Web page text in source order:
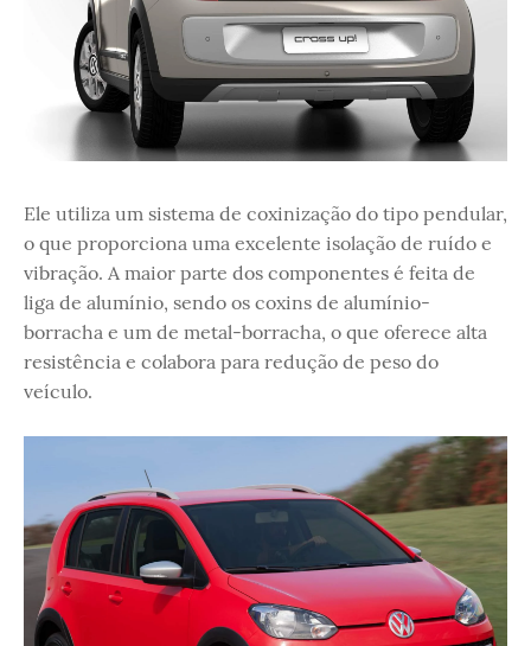
Ele utiliza um sistema de coxinização do tipo pendular,
o que proporciona uma excelente isolação de ruído e
vibração. A maior parte dos componentes é feita de
liga de alumínio, sendo os coxins de alumínio-
borracha e um de metal-borracha, o que oferece alta
resistência e colabora para redução de peso do
veículo.